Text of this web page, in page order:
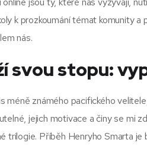
k prozkoumání témat komunity
nás.
svou stopu:
méně známého pacifického
jejich motivace a činy se mi
trilogie. Příběh Henryho Smarta